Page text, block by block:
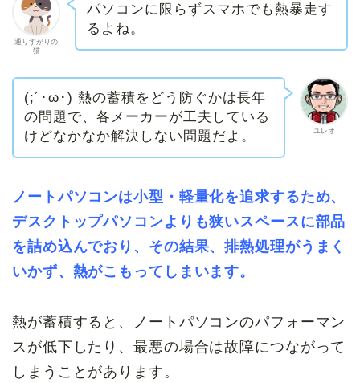
通りすがりの
猫
パソコンに限らずスマホでも熱暴走す
るよね。
ユレオ
(;´･ω･) 熱の蓄積をどう防ぐかは長年
の問題で、各メーカーが工夫している
けどなかなか解決しない問題だよ。
ノートパソコンは小型・軽量化を追求するため、
デスクトップパソコンよりも狭いスペースに部品
を詰め込んでおり、その結果、排熱処理がうまく
いかず、熱がこもってしまいます。
熱が蓄積すると、ノートパソコンのパフォーマン
スが低下したり、最悪の場合は故障につながって
しまうことがあります。